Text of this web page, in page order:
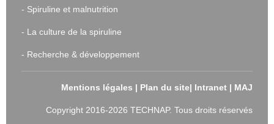
- Spiruline et malnutrition
- La culture de la spiruline
- Recherche & développement
Mentions légales | Plan du site| Intranet | MAJ
Copyright 2016-2026 TECHNAP. Tous droits réservés